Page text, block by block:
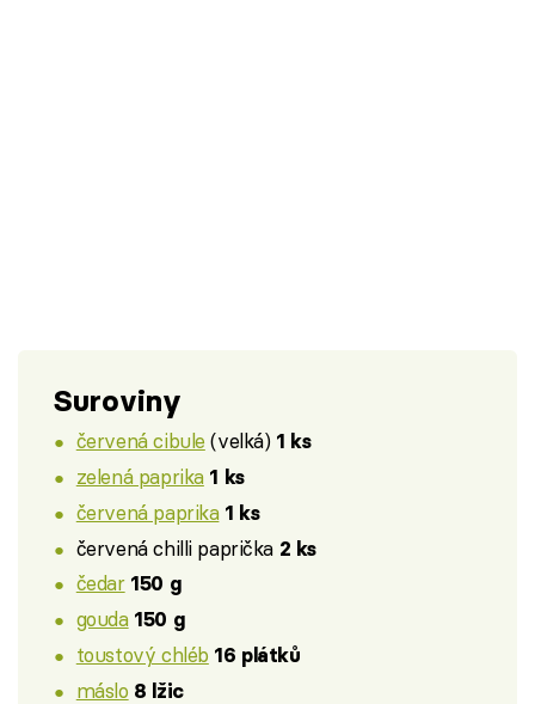
Suroviny
červená cibule (velká) 1 ks
zelená paprika 1 ks
červená paprika 1 ks
červená chilli paprička 2 ks
čedar 150 g
gouda 150 g
toustový chléb 16 plátků
máslo 8 lžic